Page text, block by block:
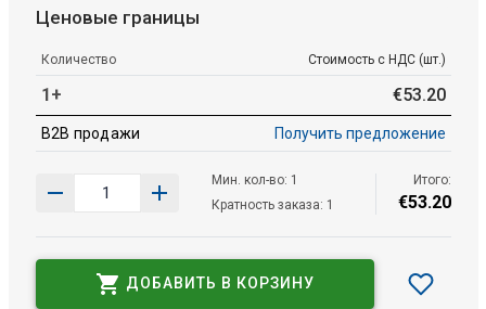
Ценовые границы
Количество Стоимость с НДС (шт.)
1+ €53.20
B2B продажи Получить предложение
Мин. кол-во: 1
Кратность заказа: 1
Итого:
€53.20
ДОБАВИТЬ В КОРЗИНУ